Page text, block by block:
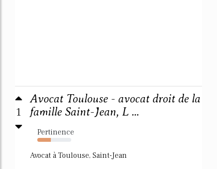
1
Avocat Toulouse - avocat droit de la
famille Saint-Jean, L ...
Pertinence
40%
Avocat à Toulouse, Saint-Jean